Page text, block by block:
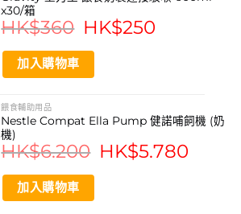
x30/箱
HK$360
Original
price
HK$360.
HK$250
加入購物車
餵食輔助用品
Nestle Compat Ella Pump 健諾哺飼機 (奶
機)
HK$6.200
Original
price
HK$5.780
加入購物車